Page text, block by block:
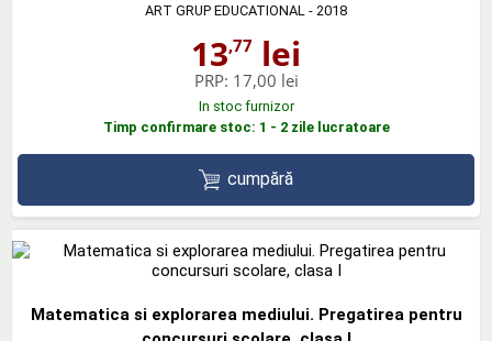
ART GRUP EDUCATIONAL - 2018
13,77 lei
PRP: 17,00 lei
In stoc furnizor
Timp confirmare stoc: 1 - 2 zile lucratoare
cumpără
Matematica si explorarea mediului. Pregatirea pentru